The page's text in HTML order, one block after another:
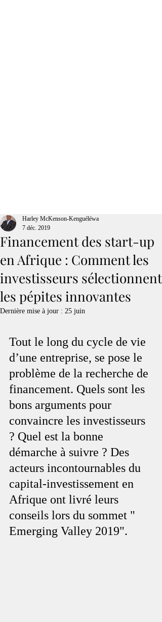
Financement des start-up
en Afrique : Comment les
investisseurs sélectionnent
les pépites innovantes
Harley McKenson-Kenguéléwa
7 déc. 2019
Dernière mise à jour : 25 juin
Tout le long du cycle de vie
d’une entreprise, se pose le
problème de la recherche de
financement. Quels sont les
bons arguments pour
convaincre les investisseurs
? Quel est la bonne
démarche à suivre ? Des
acteurs incontournables du
capital-investissement en
Afrique ont livré leurs
conseils lors du sommet "
Emerging Valley 2019".